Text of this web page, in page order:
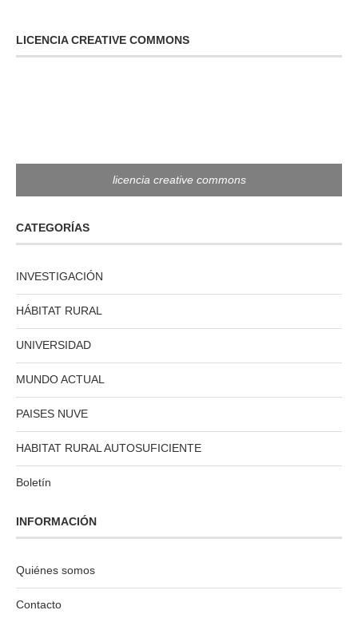
LICENCIA CREATIVE COMMONS
licencia creative commons
CATEGORÍAS
INVESTIGACIÓN
HÁBITAT RURAL
UNIVERSIDAD
MUNDO ACTUAL
PAISES NUVE
HABITAT RURAL AUTOSUFICIENTE
Boletín
INFORMACIÓN
Quiénes somos
Contacto